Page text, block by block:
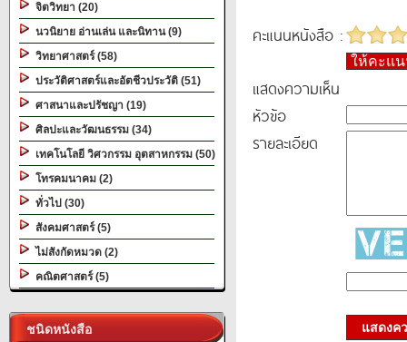
จิตวิทยา (20)
นวนิยาย อ่านเล่น และนิทาน (9)
วิทยาศาสตร์ (58)
ประวัติศาสตร์และอัตชีวประวัติ (51)
ศาสนาและปรัชญา (19)
ศิลปะและวัฒนธรรม (34)
เทคโนโลยี วิศวกรรม อุตสาหกรรม (50)
โทรคมนาคม (2)
ทั่วไป (30)
สังคมศาสตร์ (5)
ไม่สังกัดหมวด (2)
คณิตศาสตร์ (5)
ชนิดหนังสือ
คะแนนหนังสือ :
ให้คะแ
แสดงความเห็น
หัวข้อ
รายละเอียด
แสดงค